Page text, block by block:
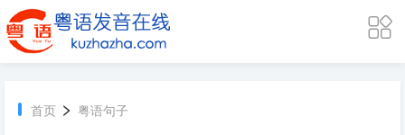
首页 > 粤语句子